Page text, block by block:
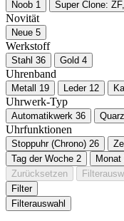
Noob 1 Super Clone:
Novität
Neue 5
Werkstoff
Stahl 36 Gold 4
Uhrenband
Metall 19 Leder 12
Uhrwerk-Typ
Automatikwerk 36
Uhrfunktionen
Stoppuhr (Chrono) 26
Tag der Woche 2 Monat
Zurücksetzen
Filter
Filterauswahl